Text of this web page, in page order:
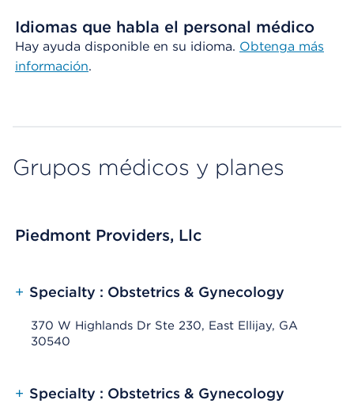
Idiomas que habla el personal médico
Hay ayuda disponible en su idioma. Obtenga más
información.
Grupos médicos y planes
Piedmont Providers, Llc
+ Specialty : Obstetrics & Gynecology
370 W Highlands Dr Ste 230, East Ellijay, GA
30540
+ Specialty : Obstetrics & Gynecology